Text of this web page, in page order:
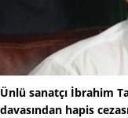
Ünlü sanatçı İbrahim
davasından hapis